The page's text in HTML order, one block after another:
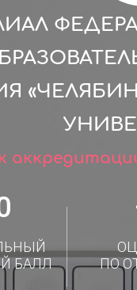
аккредитации
БАЛЛ
ПО